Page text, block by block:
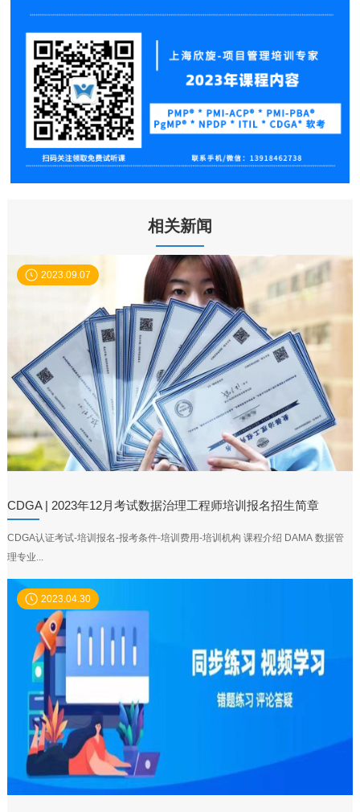
相关新闻
2023.09.07
CDGA | 2023年12月考试数据治理工程师培训报名招生简章
CDGA认证考试-培训报名-报考条件-培训费用-培训机构 课程介绍 DAMA 数据管
理专业...
2023.04.30